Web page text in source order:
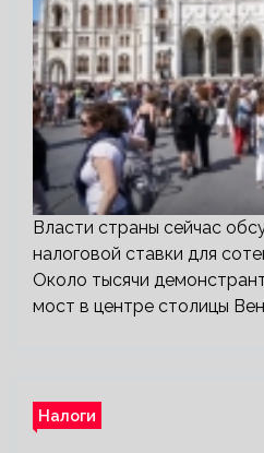
Власти страны сейчас
налоговой ставки для
Около тысячи
мост в центре столицы
Налоги